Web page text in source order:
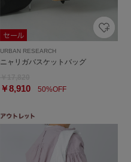
URBAN RESEARCH
ニャリガバスケットバッグ
￥8,91050%OFF